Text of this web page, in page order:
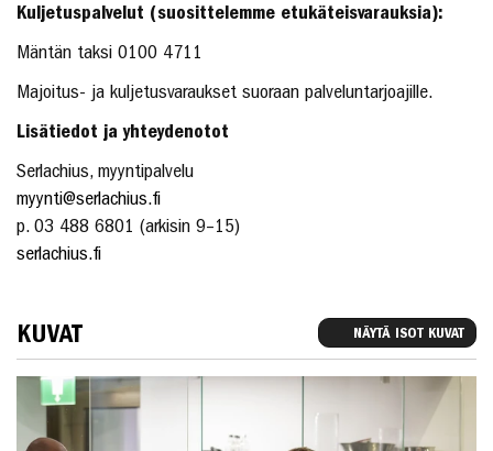
Kuljetuspalvelut (suosittelemme etukäteisvarauksia):
Mäntän taksi 0100 4711
Majoitus- ja kuljetusvaraukset suoraan palveluntarjoajille.
Lisätiedot ja yhteydenotot
Serlachius, myyntipalvelu
myynti@serlachius.fi
p. 03 488 6801 (arkisin 9–15)
serlachius.fi
KUVAT NÄYTÄ ISOT KUVAT